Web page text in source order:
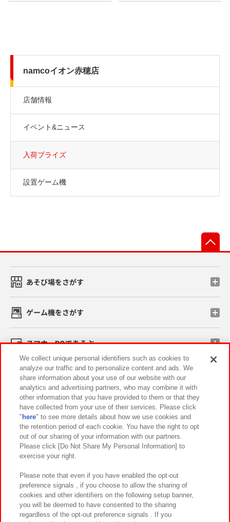
namcoイオン赤穂店
店舗情報
イベント&ニュース
入荷プライズ
設置ゲーム機
あそび場をさがす
ゲーム機をさがす
スマホ・PCであそぶ
イベント・キャンペーン
関連会社 サステナビリティ サイトポリシー
プライバシーポリシー ウェブアクセシビリティ方針と検証結果
お取引先さまとともに
カスタマーハラスメント対応方針 よくあるご質問・お問い合わせ
We collect unique personal identifiers such as cookies to
analyze our traffic and to personalize content and ads. We
share information about your use of our website with our
analytics and advertising partners, who may combine it with
other information that you have provided to them or that they
have collected from your use of their services. Please click
" here" to see more details about how we use cookies and
the retention period of each cookie. You have the right to opt
out of our sharing of your information with our partners.
Please click [Do Not Share My Personal Information] to
exercise your right.
Please note that even if you have enabled the opt-out
preference signals , if you choose to allow the sharing of
cookies and other identifiers on the following setup banner,
you will be deemed to have consented to the sharing
regardless of the opt-out preference signals . If you